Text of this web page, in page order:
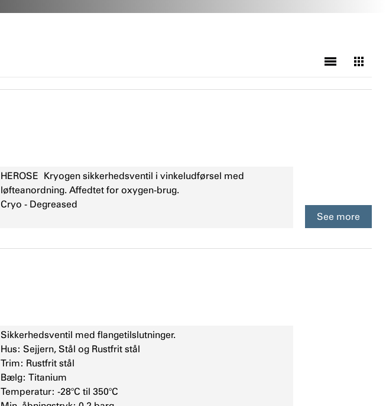
HEROSE Kryogen sikkerhedsventil i vinkeludførsel med
løfteanordning. Affedtet for oxygen-brug.
Cryo - Degreased
See more
Sikkerhedsventil med flangetilslutninger.
Hus: Sejjern, Stål og Rustfrit stål
Trim: Rustfrit stål
Bælg: Titanium
Temperatur: -28°C til 350°C